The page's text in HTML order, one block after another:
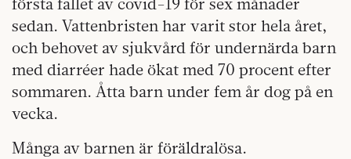
sedan. Vattenbristen har varit stor hela året,
och behovet av sjukvård för undernärda barn
med diarréer hade ökat med 70 procent efter
sommaren. Åtta barn under fem år dog på en
vecka.
Många av barnen är föräldralösa.